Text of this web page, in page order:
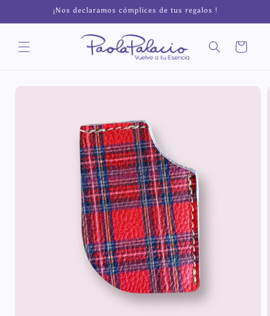
directamente
al contenido
¡Nos declaramos cómplices de tus regalos !
Carrito